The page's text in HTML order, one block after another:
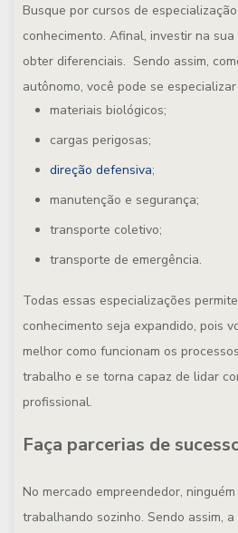
Busque por cursos de
conhecimento. Afinal, investir na
obter diferenciais. Sendo assim,
autônomo, você pode se especializar
materiais biológicos;
cargas perigosas;
direção defensiva;
manutenção e segurança;
transporte coletivo;
transporte de emergência.
Todas essas especializações
conhecimento seja expandido, pois
melhor como funcionam os
trabalho e se torna capaz de lidar
profissional.
Faça parcerias de
No mercado empreendedor,
trabalhando sozinho. Sendo assim,